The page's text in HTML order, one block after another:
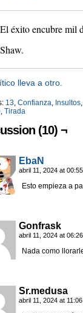
El éxito encubre mil
Shaw.
lleva a otro.
13, Confianza, Insultos,
, Tirada
(10) ¬
EbaN
abril 11, 2024 at 00:55
Esto empieza a
Gonfrask
abril 11, 2024 at 06:26
Nada como
Sr.medusa
abril 11, 2024 at 11:06